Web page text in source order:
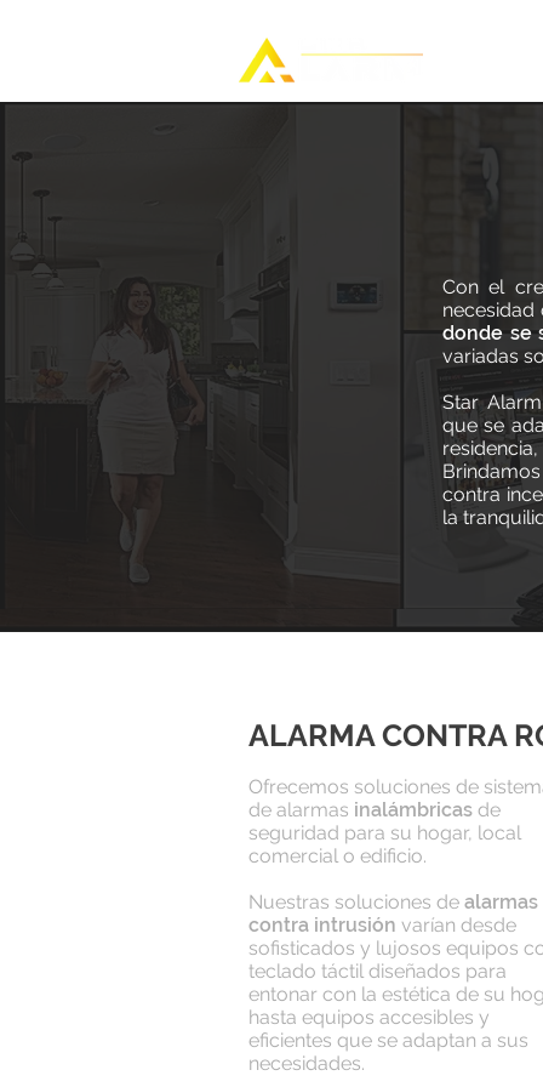
Con el
ambiente
los
Star
que se
Con el
necesidad
donde se
variadas
Star
que se
contra
la
ALARMA CONTRA
Ofrecemos soluciones de
de alarmas inalámbricas de
seguridad para su hogar, local
comercial o edificio.
Nuestras soluciones de alarmas
contra intrusión varían desde
sofisticados y lujosos equipos
teclado táctil diseñados para
entonar con la estética de su
hasta equipos accesibles y
eficientes que se adaptan a sus
necesidades.